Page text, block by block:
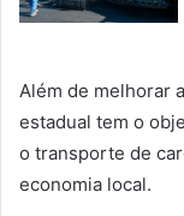
Além de melhorar
estadual tem o
o transporte de
economia local.